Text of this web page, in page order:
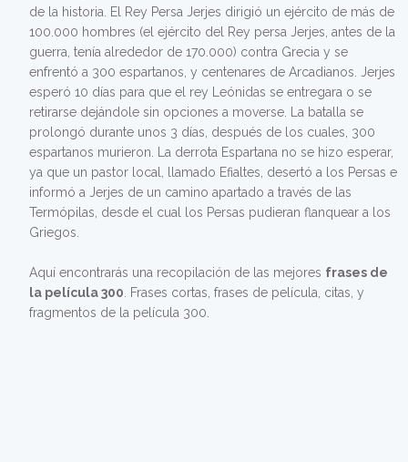
de la historia. El Rey Persa Jerjes dirigió un ejército de más de
100.000 hombres (el ejército del Rey persa Jerjes, antes de la
guerra, tenía alrededor de 170.000) contra Grecia y se
enfrentó a 300 espartanos, y centenares de Arcadianos. Jerjes
esperó 10 días para que el rey Leónidas se entregara o se
retirarse dejándole sin opciones a moverse. La batalla se
prolongó durante unos 3 días, después de los cuales, 300
espartanos murieron. La derrota Espartana no se hizo esperar,
ya que un pastor local, llamado Efialtes, desertó a los Persas e
informó a Jerjes de un camino apartado a través de las
Termópilas, desde el cual los Persas pudieran flanquear a los
Griegos.
Aquí encontrarás una recopilación de las mejores frases de
la película 300 . Frases cortas, frases de película, citas, y
fragmentos de la película 300.